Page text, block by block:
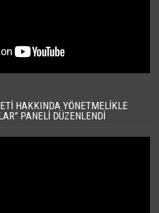
HAKKINDA YÖNETMELIKLE
PANELI DÜZENLENDI